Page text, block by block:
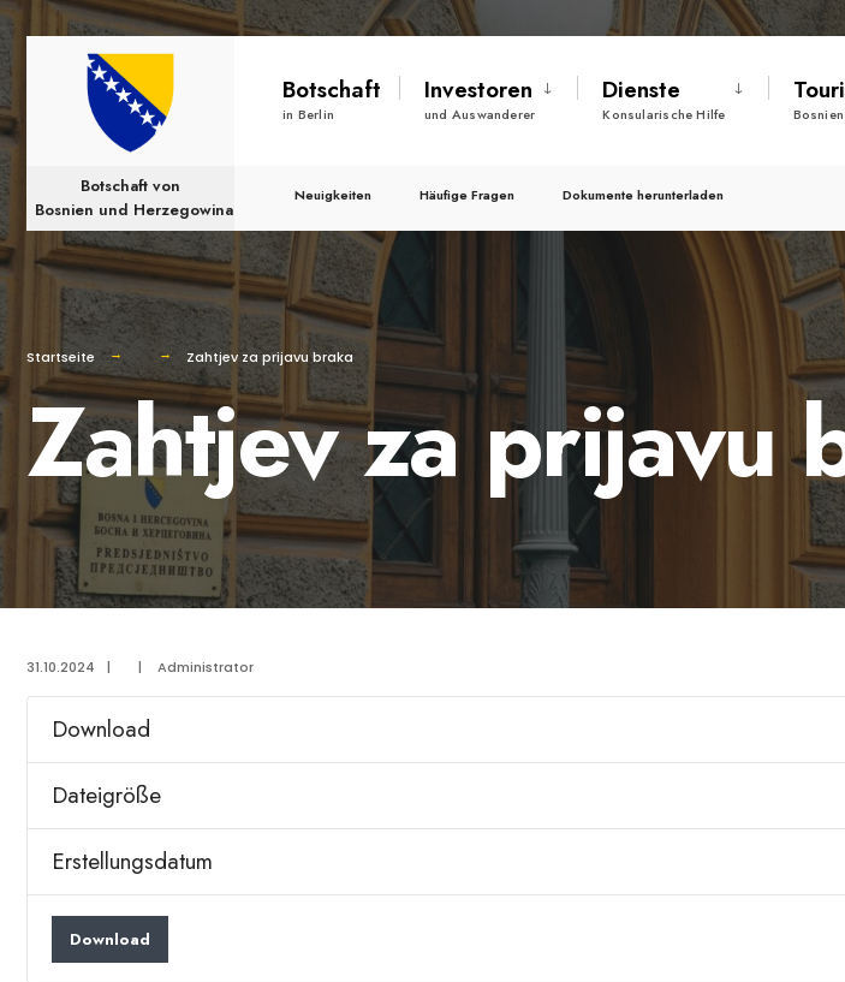
content
Botschaft
in Berlin
Investoren
und Auswanderer
Dienste
Konsularische Hilfe
Botschaft von
Bosnien und Herzegowina
Neuigkeiten Häufige Fragen Dokumente herunterladen
Startseite Zahtjev za prijavu braka
Zahtjev za prijavu
31.10.2024 | | Administrator
Download
Dateigröße
Erstellungsdatum
Download